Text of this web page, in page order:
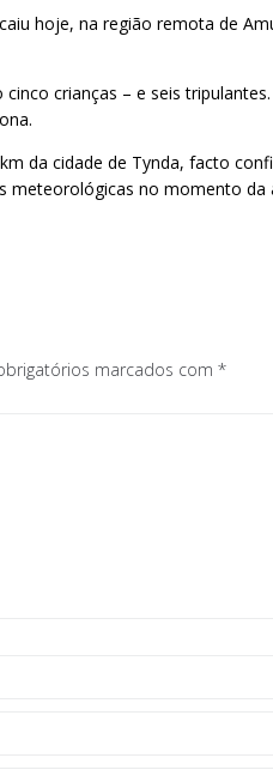
hoje, na região remota de
crianças – e seis
da cidade de Tynda, facto
meteorológicas no momento da
marcados com *